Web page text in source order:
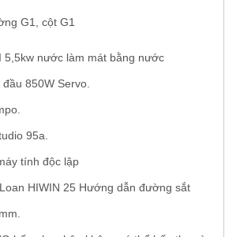
G1, cột G1
5,5kw nước làm mát bằng nước
đầu 850W Servo.
95a.
tính độc lập
HIWIN 25 Hướng dẫn đường sắt